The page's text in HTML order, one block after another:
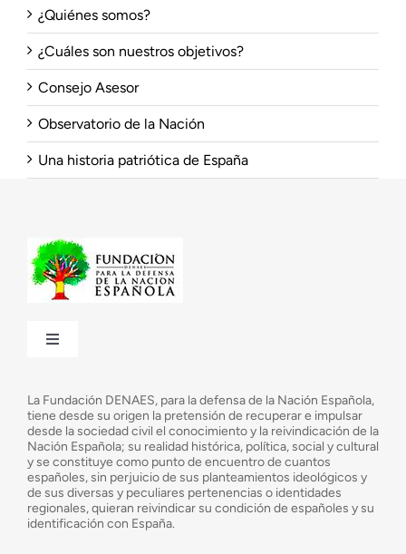
¿Quiénes somos?
¿Cuáles son nuestros objetivos?
Consejo Asesor
Observatorio de la Nación
Una historia patriótica de España
Toggle
¿Cuáles son nuestros objetivos?
Consejo Asesor
La Fundación DENAES, para la defensa de la Nación Española,
tiene desde su origen la pretensión de recuperar e impulsar
desde la sociedad civil el conocimiento y la reivindicación de la
Nación Española; su realidad histórica, política, social y cultural
y se constituye como punto de encuentro de cuantos
españoles, sin perjuicio de sus planteamientos ideológicos y
de sus diversas y peculiares pertenencias o identidades
regionales, quieran reivindicar su condición de españoles y su
identificación con España.